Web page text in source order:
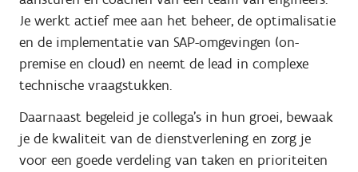
Je werkt actief mee aan het beheer, de optimalisatie
en de implementatie van SAP-omgevingen (on-
premise en cloud) en neemt de lead in complexe
technische vraagstukken.
Daarnaast begeleid je collega’s in hun groei, bewaak
je de kwaliteit van de dienstverlening en zorg je
voor een goede verdeling van taken en prioriteiten